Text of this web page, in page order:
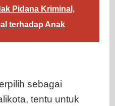
Pidana Kriminal,
terhadap Anak
sebagai
tentu untuk